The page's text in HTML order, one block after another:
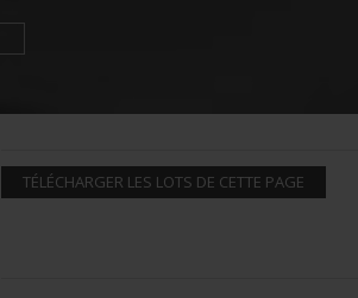
TÉLÉCHARGER LES LOTS DE CETTE PAGE